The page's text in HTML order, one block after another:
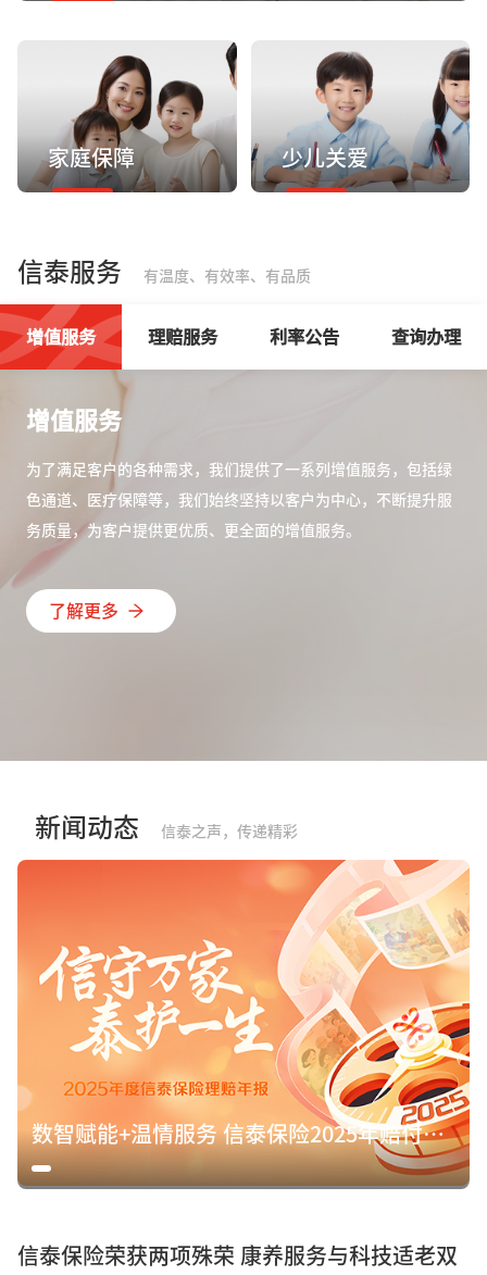
家庭保障 少儿关爱
信泰服务 有温度、有效率、有品质
增值服务
为了满足客户的各种需求，我们提供了一系列增值服务，包括绿
色通道、医疗保障等，我们始终坚持以客户为中心，不断提升服
务质量，为客户提供更优质、更全面的增值服务。
了解更多
增值服务 理赔服务 利率公告 查询办理
新闻动态 信泰之声，传递精彩
数智赋能+温情服务 信泰保险2025年赔付15.8亿元诠释保险初心
信泰保险荣获两项殊荣 康养服务与科技适老双